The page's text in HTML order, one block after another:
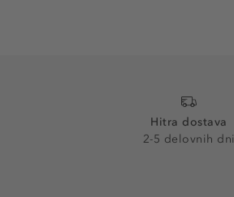
Hitra dostava
2-5 delovnih dni